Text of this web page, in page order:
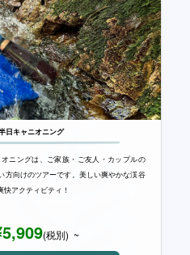
日キャニオニング
ニングは、ご家族・ご友人・カップルの
方向けのツアーです。美しい爽やかな渓谷
アクティビティ！
5,909(税別) ~